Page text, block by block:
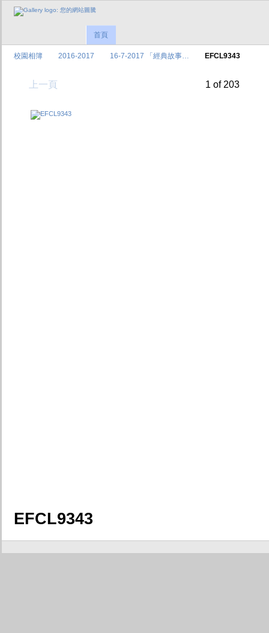
首頁
校園相簿 2016-2017 16-7-2017 「經典故事… EFCL9343
上一頁 1 of 203
EFCL9343